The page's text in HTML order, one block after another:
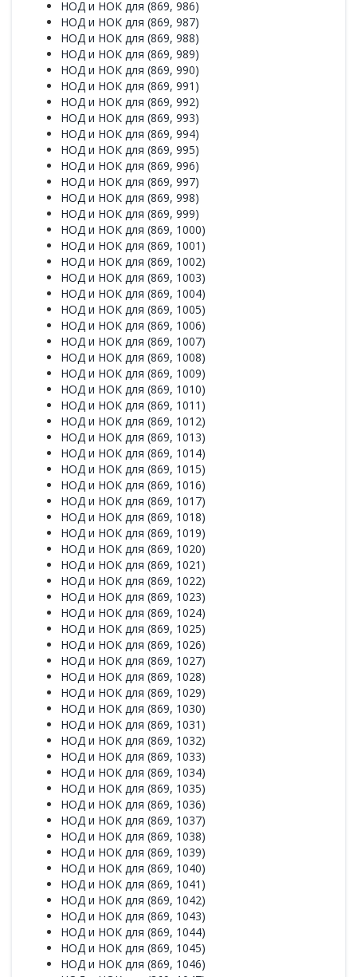
НОД и НОК для (869, 986)
НОД и НОК для (869, 987)
НОД и НОК для (869, 988)
НОД и НОК для (869, 989)
НОД и НОК для (869, 990)
НОД и НОК для (869, 991)
НОД и НОК для (869, 992)
НОД и НОК для (869, 993)
НОД и НОК для (869, 994)
НОД и НОК для (869, 995)
НОД и НОК для (869, 996)
НОД и НОК для (869, 997)
НОД и НОК для (869, 998)
НОД и НОК для (869, 999)
НОД и НОК для (869, 1000)
НОД и НОК для (869, 1001)
НОД и НОК для (869, 1002)
НОД и НОК для (869, 1003)
НОД и НОК для (869, 1004)
НОД и НОК для (869, 1005)
НОД и НОК для (869, 1006)
НОД и НОК для (869, 1007)
НОД и НОК для (869, 1008)
НОД и НОК для (869, 1009)
НОД и НОК для (869, 1010)
НОД и НОК для (869, 1011)
НОД и НОК для (869, 1012)
НОД и НОК для (869, 1013)
НОД и НОК для (869, 1014)
НОД и НОК для (869, 1015)
НОД и НОК для (869, 1016)
НОД и НОК для (869, 1017)
НОД и НОК для (869, 1018)
НОД и НОК для (869, 1019)
НОД и НОК для (869, 1020)
НОД и НОК для (869, 1021)
НОД и НОК для (869, 1022)
НОД и НОК для (869, 1023)
НОД и НОК для (869, 1024)
НОД и НОК для (869, 1025)
НОД и НОК для (869, 1026)
НОД и НОК для (869, 1027)
НОД и НОК для (869, 1028)
НОД и НОК для (869, 1029)
НОД и НОК для (869, 1030)
НОД и НОК для (869, 1031)
НОД и НОК для (869, 1032)
НОД и НОК для (869, 1033)
НОД и НОК для (869, 1034)
НОД и НОК для (869, 1035)
НОД и НОК для (869, 1036)
НОД и НОК для (869, 1037)
НОД и НОК для (869, 1038)
НОД и НОК для (869, 1039)
НОД и НОК для (869, 1040)
НОД и НОК для (869, 1041)
НОД и НОК для (869, 1042)
НОД и НОК для (869, 1043)
НОД и НОК для (869, 1044)
НОД и НОК для (869, 1045)
НОД и НОК для (869, 1046)